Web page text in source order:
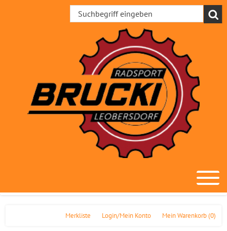
Mein Warenkorb(0)
Login/Mein Konto
Merkliste